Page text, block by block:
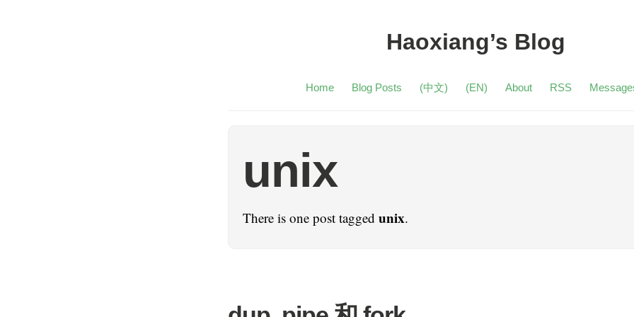
Haoxiang’s Blog
Home Blog Posts (中文) (EN) About RSS
unix
There is one post tagged unix.